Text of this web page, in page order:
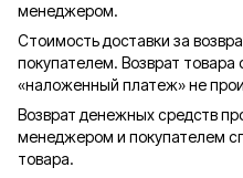
менеджером.
Стоимость доставки за
покупателем. Возврат товара
«наложенный платеж» не
Возврат денежных средств
менеджером и покупателем
товара.